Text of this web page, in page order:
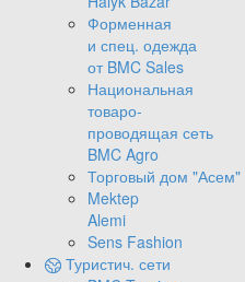
Форменная
и спец. одежда
от BMC Sales
Национальная
товаро-
проводящая сеть
BMC Agro
Торговый дом "Асем"
Mektep
Alemi
Sens Fashion
Туристич. сети